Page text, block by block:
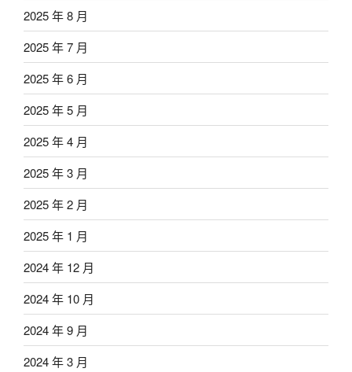
2025 年 8 月
2025 年 7 月
2025 年 6 月
2025 年 5 月
2025 年 4 月
2025 年 3 月
2025 年 2 月
2025 年 1 月
2024 年 12 月
2024 年 10 月
2024 年 9 月
2024 年 3 月